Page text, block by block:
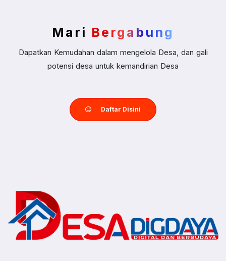
Mari Bergabung
Dapatkan Kemudahan dalam mengelola Desa, dan gali
potensi desa untuk kemandirian Desa
Daftar Disini